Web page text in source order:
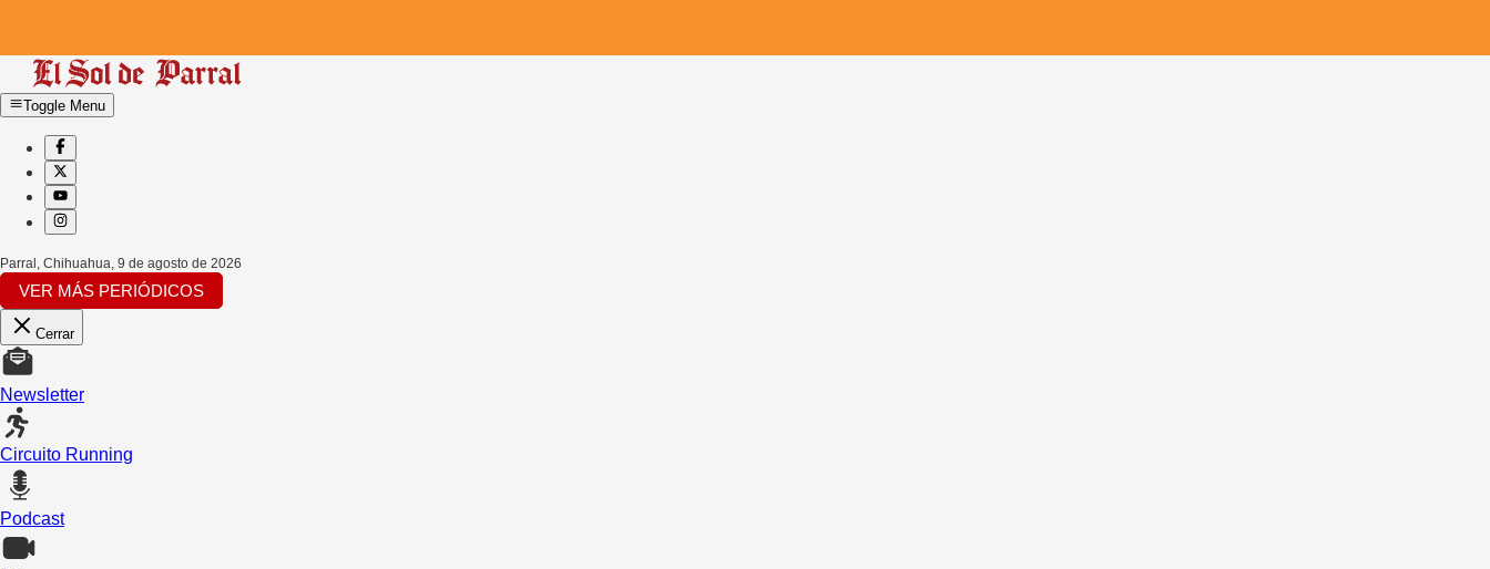
Toggle Menu
Parral, Chihuahua 9 de agosto de 2026
VER MÁS PERIÓDICOS
Cerrar
Newsletter
Circuito Running
Podcast